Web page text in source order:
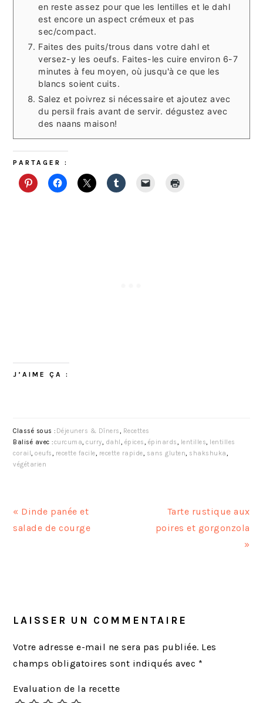
en reste assez pour que les lentilles et le dahl
est encore un aspect crémeux et pas
sec/compact.
Faites des puits/trous dans votre dahl et
versez-y les oeufs. Faites-les cuire environ 6-7
minutes à feu moyen, où jusqu'à ce que les
blancs soient cuits.
Salez et poivrez si nécessaire et ajoutez avec
du persil frais avant de servir. dégustez avec
des naans maison!
PARTAGER :
J’AIME ÇA :
Classé sous : Déjeuners & Dîners, Recettes
Balisé avec :curcuma,curry, dahl, épices, épinards, lentilles, lentilles
corail,oeufs, recette facile, recette rapide, sans gluten, shakshuka,
végétarien
A
r
p
r
é
« Dinde panée et
salade de courge
A
r
s
i
Tarte rustique aux
poires et gorgonzola
»
LECTEUR
LAISSER UN COMMENTAIRE
Votre adresse e-mail ne sera pas publiée. Les
champs obligatoires sont indiqués avec *
Evaluation de la recette